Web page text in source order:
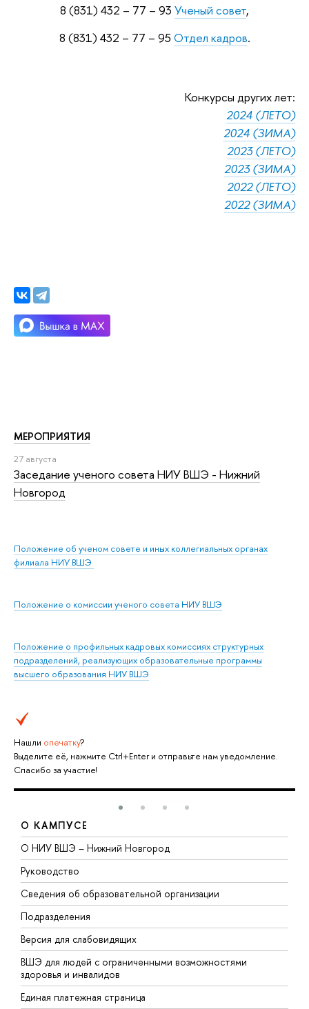
МЕРОПРИЯТИЯ
27 августа
Заседание ученого совета НИУ ВШЭ - Нижний
Новгород
Положение об ученом совете и иных коллегиальных органах
филиала НИУ ВШЭ
Положение о комиссии ученого совета НИУ ВШЭ
Положение о профильных кадровых комиссиях структурных
подразделений, реализующих образовательные программы
высшего образования НИУ ВШЭ
Нашли опечатку?
Выделите её, нажмите Ctrl+Enter и отправьте нам уведомление.
Спасибо за участие!
8 (831) 432 – 77 – 93 Ученый совет,
8 (831) 432 – 77 – 95 Отдел кадров.
Конкурсы других лет:
2024 (ЛЕТО)
2024 (ЗИМА)
2023 (ЛЕТО)
2023 (ЗИМА)
2022 (ЛЕТО)
2022 (ЗИМА)
О КАМПУСЕ
О НИУ ВШЭ – Нижний Новгород
Руководство
Сведения об образовательной организации
Подразделения
Версия для слабовидящих
ВШЭ для людей с ограниченными возможностями
здоровья и инвалидов
Единая платежная страница